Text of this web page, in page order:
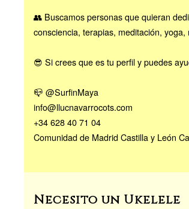
👥 Buscamos personas que quieran
consciencia, terapias, meditación, yoga,
😎 Si crees que es tu perfil y puedes
📪 @SurfinMaya
info@llucnavarrocots.com
+34 628 40 71 04
Comunidad de Madrid Castilla y León
Necesito un Ukelele